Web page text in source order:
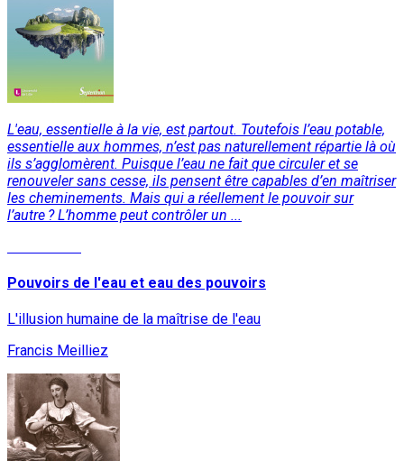
L'eau, essentielle à la vie, est partout. Toutefois l’eau potable,
essentielle aux hommes, n’est pas naturellement répartie là où
ils s’agglomèrent. Puisque l’eau ne fait que circuler et se
renouveler sans cesse, ils pensent être capables d’en maîtriser
les cheminements. Mais qui a réellement le pouvoir sur
l’autre ? L’homme peut contrôler un ...
Pouvoirs de l'eau et eau des pouvoirs
L'illusion humaine de la maîtrise de l'eau
Francis Meilliez